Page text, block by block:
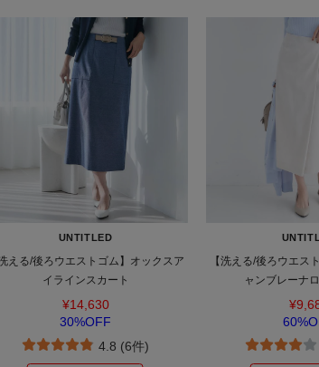
UNTITLED
洗える/後ろウエストゴム】オックスア
イラインスカート
¥14,630
30%OFF
4.8 (6件)
【洗える/後ろウエス
ャンブレーナ